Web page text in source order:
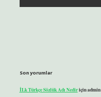
Son yorumlar
İLk Türkçe Sözlük Adı Nediriçinadmin